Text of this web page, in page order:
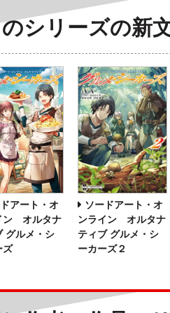
シリーズの新
アート・オ
ン オルタナ
グルメ・シ
ズ
ソードアート・オ
ンライン オルタナ
ティブ グルメ・シ
ーカーズ２